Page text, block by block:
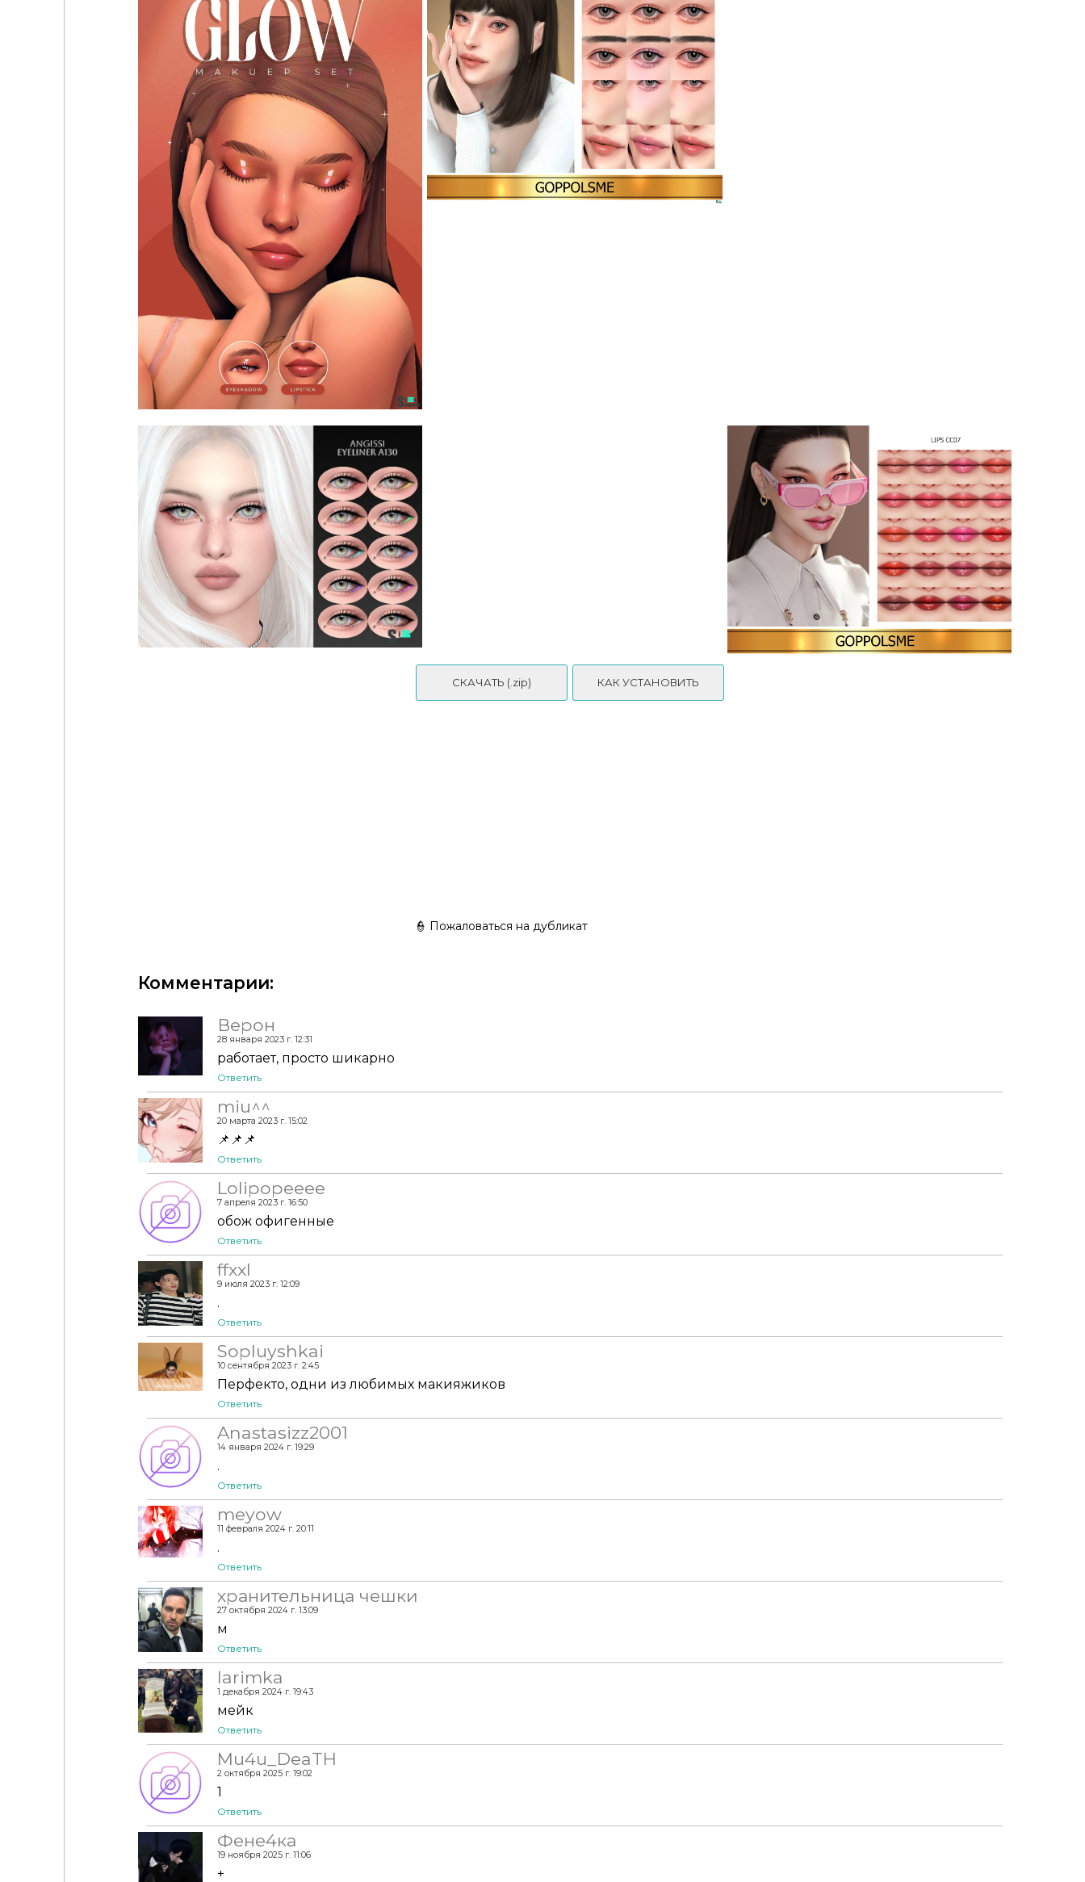
СКАЧАТЬ (.zip) КАК УСТАНОВИТЬ
👮 Пожаловаться на дубликат
Комментарии:
Верон
28 января 2023 г. 12:31
работает, просто шикарно
Ответить
miu^^
20 марта 2023 г. 15:02
📌📌📌
Ответить
Lolipopeeee
7 апреля 2023 г. 16:50
обож офигенные
Ответить
ffxxl
9 июля 2023 г. 12:09
.
Ответить
Sopluyshkai
10 сентября 2023 г. 2:45
Перфекто, одни из любимых макияжиков
Ответить
Anastasizz2001
14 января 2024 г. 19:29
.
Ответить
meyow
11 февраля 2024 г. 20:11
.
Ответить
хранительница чешки
27 октября 2024 г. 13:09
м
Ответить
larimka
1 декабря 2024 г. 19:43
мейк
Ответить
Mu4u_DeaTH
2 октября 2025 г. 19:02
1
Ответить
Фене4ка
19 ноября 2025 г. 11:06
+